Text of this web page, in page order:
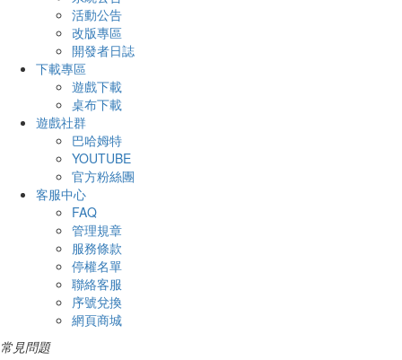
活動公告
改版專區
開發者日誌
下載專區
遊戲下載
桌布下載
遊戲社群
巴哈姆特
YOUTUBE
官方粉絲團
客服中心
FAQ
管理規章
服務條款
停權名單
聯絡客服
序號兌換
網頁商城
常見問題